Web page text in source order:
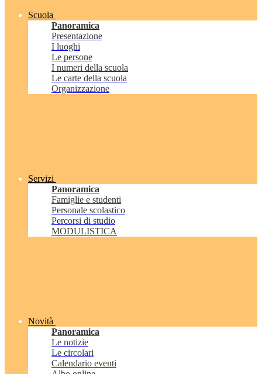
Scuola
Panoramica
Presentazione
I luoghi
Le persone
I numeri della scuola
Le carte della scuola
Organizzazione
Servizi
Panoramica
Famiglie e studenti
Personale scolastico
Percorsi di studio
MODULISTICA
Novità
Panoramica
Le notizie
Le circolari
Calendario eventi